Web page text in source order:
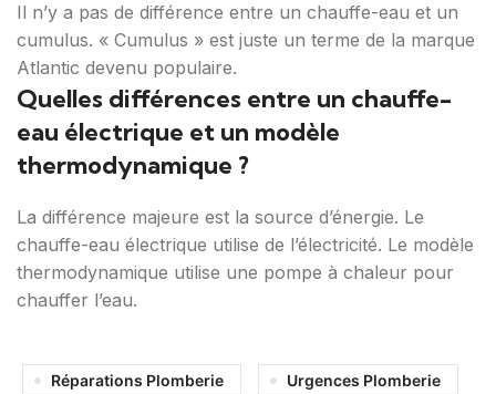
Il n’y a pas de différence entre un chauffe-eau et un
cumulus. « Cumulus » est juste un terme de la marque
Atlantic devenu populaire.
Quelles différences entre un chauffe-
eau électrique et un modèle
thermodynamique ?
La différence majeure est la source d’énergie. Le
chauffe-eau électrique utilise de l’électricité. Le modèle
thermodynamique utilise une pompe à chaleur pour
chauffer l’eau.
Réparations Plomberie Urgences Plomberie